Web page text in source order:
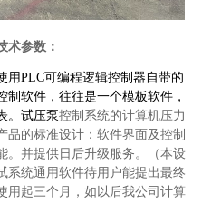
术参数：
用PLC可编程逻辑控制器自带的
软件，往往是一个模板软件，
。试压泵控制系统的计算机压力
品的标准设计：软件界面及控制
。并提供日后升级服务。（本设
系统通用软件待用户能提出最终
用起三个月，如以后我公司计算